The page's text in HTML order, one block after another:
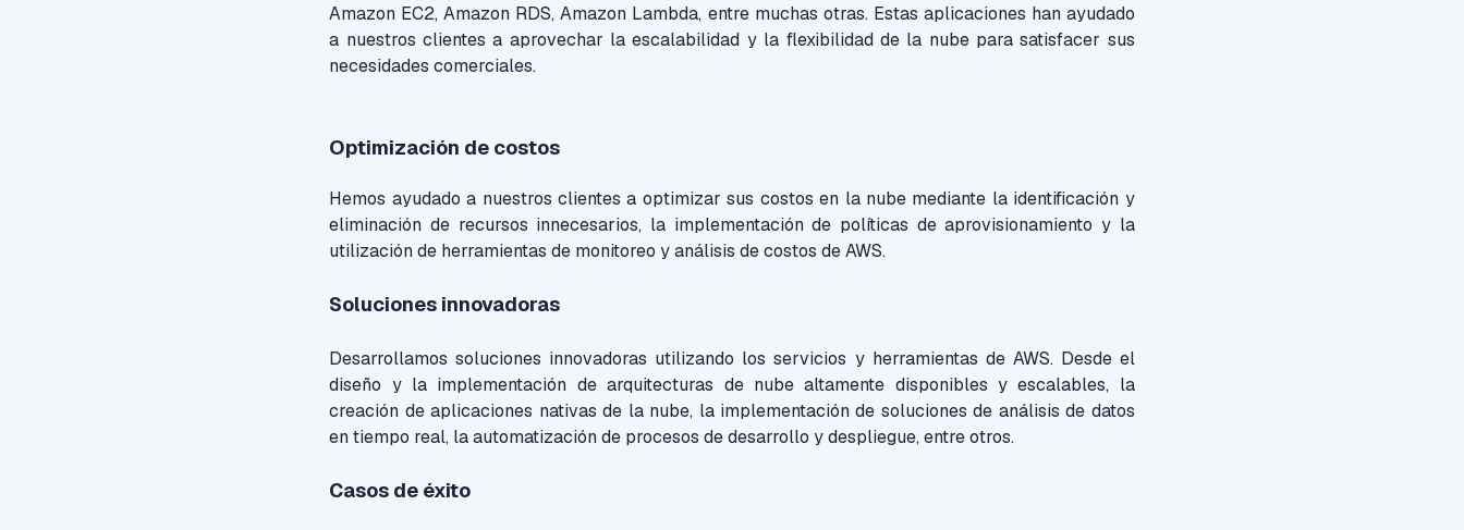
Amazon EC2, Amazon RDS, Amazon Lambda, entre muchas otras. Estas aplicaciones han ayudado
a nuestros clientes a aprovechar la escalabilidad y la flexibilidad de la nube para satisfacer sus
necesidades comerciales.
Optimización de costos
Hemos ayudado a nuestros clientes a optimizar sus costos en la nube mediante la identificación y
eliminación de recursos innecesarios, la implementación de políticas de aprovisionamiento y la
utilización de herramientas de monitoreo y análisis de costos de AWS.
Soluciones innovadoras
Desarrollamos soluciones innovadoras utilizando los servicios y herramientas de AWS. Desde el
diseño y la implementación de arquitecturas de nube altamente disponibles y escalables, la
creación de aplicaciones nativas de la nube, la implementación de soluciones de análisis de datos
en tiempo real, la automatización de procesos de desarrollo y despliegue, entre otros.
Casos de éxito